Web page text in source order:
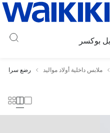
بوكسر
ملابس داخلية أولاد مواليد رضع